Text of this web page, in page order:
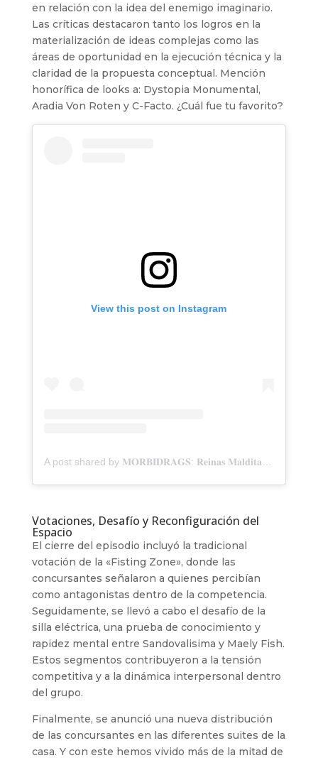
en relación con la idea del enemigo imaginario.
Las críticas destacaron tanto los logros en la
materialización de ideas complejas como las
áreas de oportunidad en la ejecución técnica y la
claridad de la propuesta conceptual. Mención
honorífica de looks a: Dystopia Monumental,
Aradia Von Roten y C-Facto. ¿Cuál fue tu favorito?
View this post on Instagram
Votaciones, Desafío y Reconfiguración del
Espacio
El cierre del episodio incluyó la tradicional
votación de la «Fisting Zone», donde las
concursantes señalaron a quienes percibían
como antagonistas dentro de la competencia.
Seguidamente, se llevó a cabo el desafío de la
silla eléctrica, una prueba de conocimiento y
rapidez mental entre Sandovalisima y Maely Fish.
Estos segmentos contribuyeron a la tensión
competitiva y a la dinámica interpersonal dentro
del grupo.
Finalmente, se anunció una nueva distribución
de las concursantes en las diferentes suites de la
casa. Y con este hemos vivido más de la mitad de